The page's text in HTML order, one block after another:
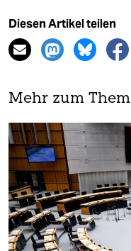
Diesen Artikel teilen
Mehr zum